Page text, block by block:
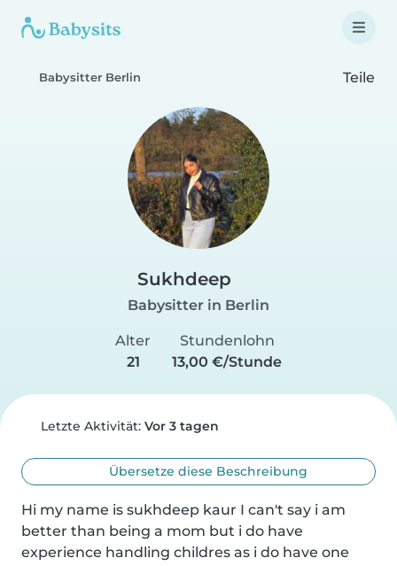
Babysitter Berlin Teile
Sukhdeep
Babysitter in Berlin
Alter
21
Stundenlohn
13,00 €/Stunde
Letzte Aktivität: Vor 3 tagen
Übersetze diese Beschreibung
Hi my name is sukhdeep kaur I can't say i am
better than being a mom but i do have
experience handling childres as i do have one